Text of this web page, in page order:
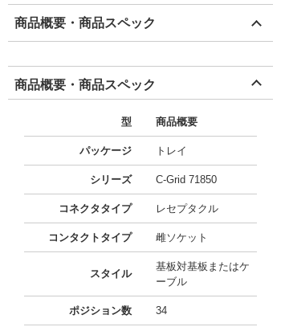
商品概要・商品スペック
商品概要・商品スペック
型 商品概要
パッケージ トレイ
シリーズ C-Grid 71850
コネクタタイプ レセプタクル
コンタクトタイプ 雌ソケット
スタイル
基板対基板またはケ
ーブル
ポジション数 34